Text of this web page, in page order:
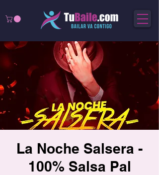
La Noche Salsera -
100% Salsa Pal